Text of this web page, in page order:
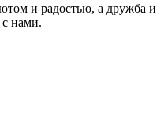
и радостью, а дружба и
с нами.